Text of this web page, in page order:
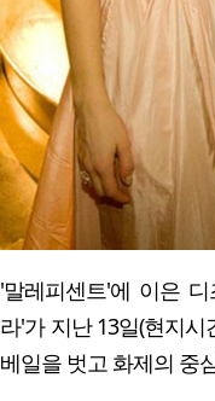
'말레피센트'에 이은
라'가 지난 13일(현지
베일을 벗고 화제의 중